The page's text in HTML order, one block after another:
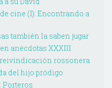
cine (I): Encontrando a
también la saben jugar
anécdotas XXXIII
rossonera
del hijo pródigo
Porteros